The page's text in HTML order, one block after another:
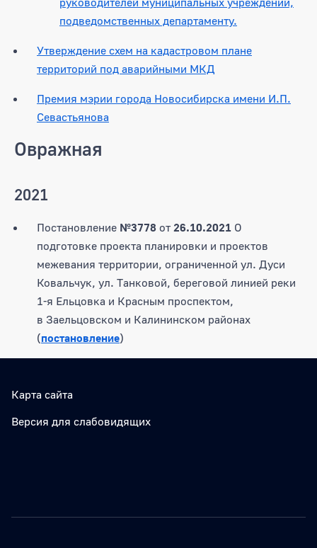
подведомственных департаменту.
Утверждение схем на кадастровом плане
территорий под аварийными МКД
Премия мэрии города Новосибирска имени И.П.
Севастьянова
Овражная
2021
Постановление №3778 от 26.10.2021 О
подготовке проекта планировки и проектов
межевания территории, ограниченной ул. Дуси
Ковальчук, ул. Танковой, береговой линией реки
1-я Ельцовка и Красным проспектом,
в Заельцовском и Калининском районах
(постановление)
Карта сайта
Версия для слабовидящих